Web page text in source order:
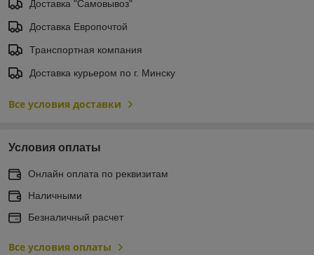
Доставка "Самовывоз"
Доставка Европочтой
Транспортная компания
Доставка курьером по г. Минску
Все условия доставки
Условия оплаты
Онлайн оплата по реквизитам
Наличными
Безналичный расчет
Все условия оплаты